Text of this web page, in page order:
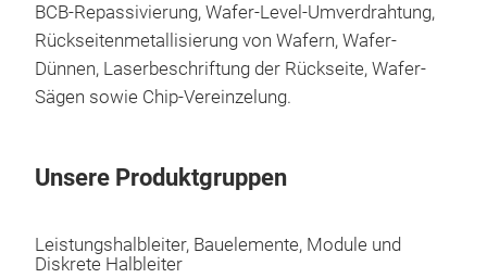
BCB-Repassivierung, Wafer-Level-Umverdrahtung,
Rückseitenmetallisierung von Wafern, Wafer-
Dünnen, Laserbeschriftung der Rückseite, Wafer-
Sägen sowie Chip-Vereinzelung.
Unsere Produktgruppen
Leistungshalbleiter, Bauelemente, Module und
Diskrete Halbleiter